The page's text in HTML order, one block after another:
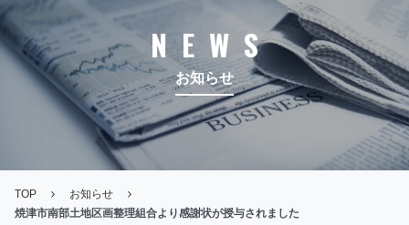
NEWS
お知らせ
TOP
お知らせ
焼津市南部土地区画整理組合より感謝状が授与されました